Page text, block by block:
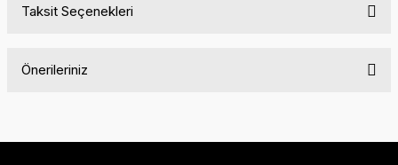
Taksit Seçenekleri
Önerileriniz